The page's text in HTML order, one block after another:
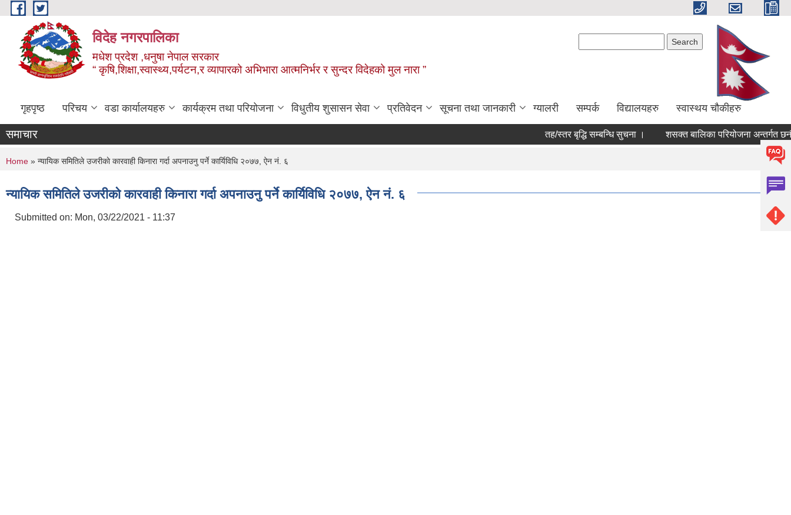
Skip to main content
विदेह नगरपालिका
मधेश प्रदेश ,धनुषा नेपाल सरकार
“ कृषि,शिक्षा,स्वास्थ्य,पर्यटन,र व्यापारको अभिभारा आत्मनिर्भर र सुन्दर विदेहको मुल नारा ”
गृहपृष्ठ परिचय वडा कार्यालयहरु कार्यक्रम तथा परियोजना विधुतीय शुसासन सेवा प्रतिवेदन सूचना तथा जानकारी ग्यालरी सम्पर्क विद्यालयहरु स्वास्थय चौकीहरु
समाचार तह/स्तर बृद्धि सम्बन्धि सुचना । शसक्त बालिका परियोजना अन्तर्गत
You are here
Home » न्यायिक समितिले उजरीकाे कारवाही किनारा गर्दा अपनाउनु पर्ने कार्यिविधि २०७७, ऐन नं. ६
न्यायिक समितिले उजरीकाे कारवाही किनारा गर्दा अपनाउनु पर्ने कार्यिविधि २०७७, ऐन नं. ६
Submitted on: Mon, 03/22/2021 - 11:37